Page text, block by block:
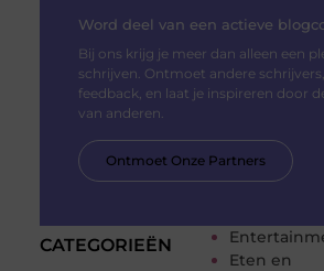
CATEGORIEËN
Eten en
Word deel van een actieve
Bij ons krijg je meer dan alleen een
schrijven. Ontmoet andere
feedback, en laat je inspireren door
van anderen.
Ontmoet Onze Partners